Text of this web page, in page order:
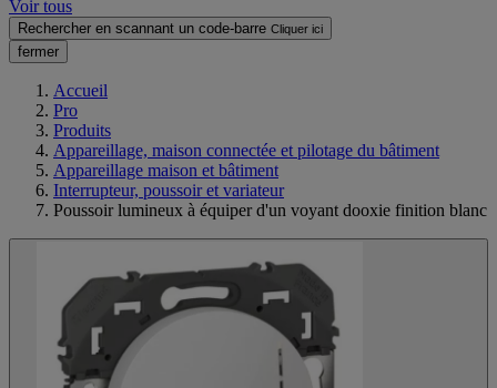
Voir tous
Rechercher en scannant un code-barre Cliquer ici
fermer
Accueil
Pro
Produits
Appareillage, maison connectée et pilotage du bâtiment
Appareillage maison et bâtiment
Interrupteur, poussoir et variateur
Poussoir lumineux à équiper d'un voyant dooxie finition blanc